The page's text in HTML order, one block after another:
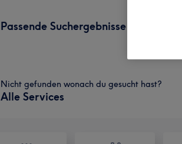
Passende Suchergebnisse
Nicht gefunden wonach du gesucht hast?
Alle Services